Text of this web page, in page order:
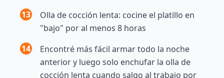
13
Olla de cocción lenta: cocine el platillo en
"bajo" por al menos 8 horas
14
Encontré más fácil armar todo la noche
anterior y luego solo enchufar la olla de
cocción lenta cuando salgo al trabajo por